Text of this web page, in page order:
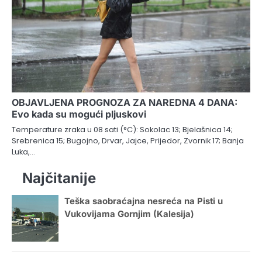
OBJAVLJENA PROGNOZA ZA NAREDNA 4 DANA:
Evo kada su mogući pljuskovi
Temperature zraka u 08 sati (°C): Sokolac 13; Bjelašnica 14;
Srebrenica 15; Bugojno, Drvar, Jajce, Prijedor, Zvornik 17; Banja
Luka,…
Najčitanije
Teška saobraćajna nesreća na Pisti u
Vukovijama Gornjim (Kalesija)